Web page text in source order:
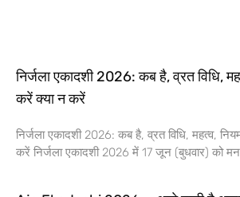
निर्जला एकादशी 2026: कब है, व्रत विधि,
करें क्या न करें
निर्जला एकादशी 2026: कब है, व्रत विधि, महत्व,
करें निर्जला एकादशी 2026 में 17 जून (बुधवार) को